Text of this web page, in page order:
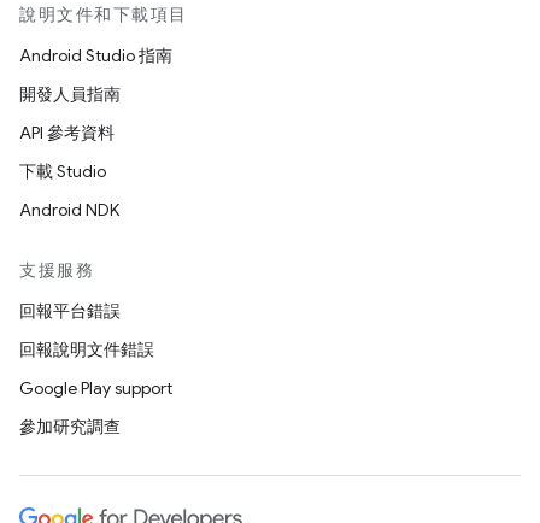
說明文件和下載項目
Android Studio 指南
開發人員指南
API 參考資料
下載 Studio
Android NDK
支援服務
回報平台錯誤
回報說明文件錯誤
Google Play support
參加研究調查